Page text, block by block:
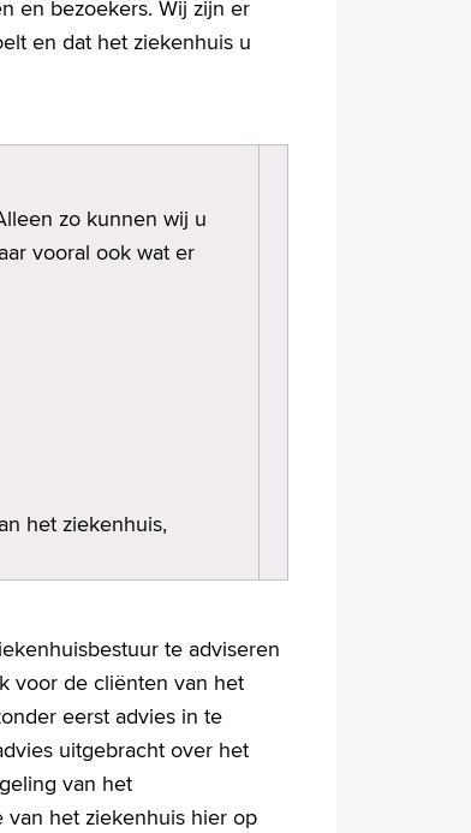
en bezoekers. Wij zijn er
en dat het ziekenhuis u
zo kunnen wij u
vooral ook wat er
het ziekenhuis,
te adviseren
voor de cliënten van het
eerst advies in te
uitgebracht over het
van het
van het ziekenhuis hier op